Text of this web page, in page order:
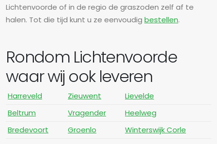
Lichtenvoorde of in de regio de graszoden zelf af te
halen. Tot die tijd kunt u ze eenvoudig bestellen.
Rondom Lichtenvoorde
waar wij ook leveren
Harreveld Zieuwent
Lievelde
Beltrum
Vragender
Heelweg
Bredevoort
Groenlo Winterswijk Corle